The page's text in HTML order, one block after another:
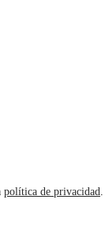
política de privacidad